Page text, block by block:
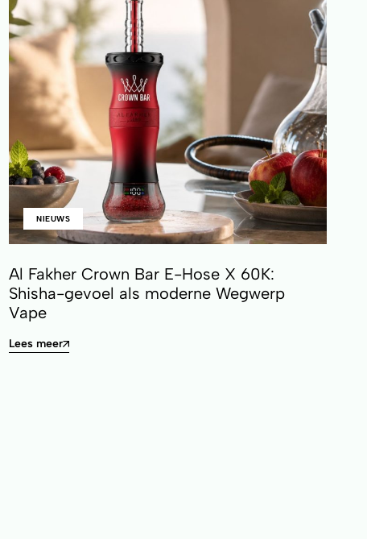
NIEUWS
Al Fakher Crown Bar E-Hose X 60K:
Shisha-gevoel als moderne Wegwerp
Vape
Lees meer